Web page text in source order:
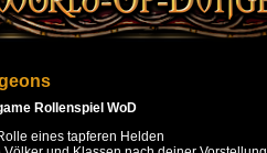
Rollenspiel WoD
eines tapferen Helden